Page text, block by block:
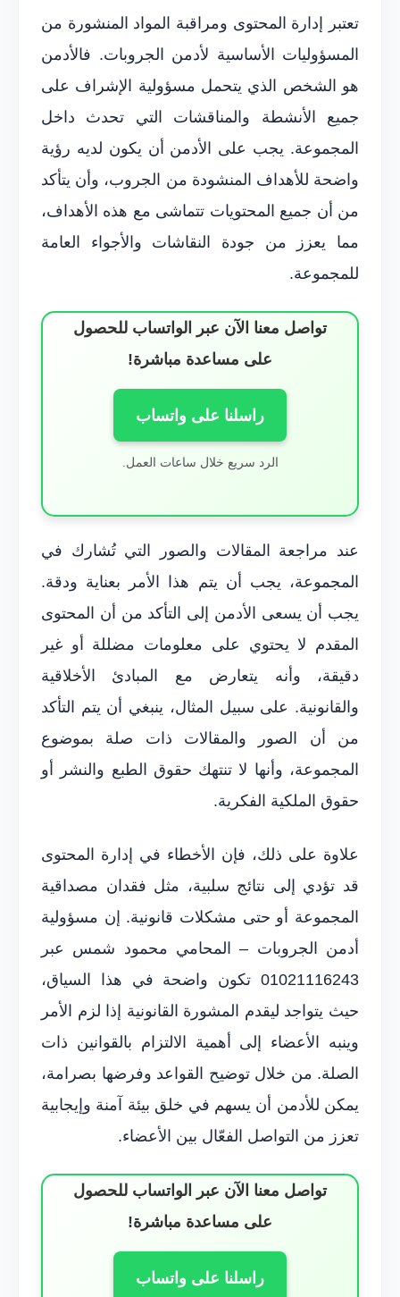
تعتبر إدارة المحتوى ومراقبة المواد المنشورة من
المسؤوليات الأساسية لأدمن الجروبات. فالأدمن
هو الشخص الذي يتحمل مسؤولية الإشراف على
جميع الأنشطة والمناقشات التي تحدث داخل
المجموعة. يجب على الأدمن أن يكون لديه رؤية
واضحة للأهداف المنشودة من الجروب، وأن يتأكد
من أن جميع المحتويات تتماشى مع هذه الأهداف،
مما يعزز من جودة النقاشات والأجواء العامة
للمجموعة.
تواصل معنا الآن عبر الواتساب للحصول
على مساعدة مباشرة!
راسلنا على واتساب
الرد سريع خلال ساعات العمل.
عند مراجعة المقالات والصور التي تُشارك في
المجموعة، يجب أن يتم هذا الأمر بعناية ودقة.
يجب أن يسعى الأدمن إلى التأكد من أن المحتوى
المقدم لا يحتوي على معلومات مضللة أو غير
دقيقة، وأنه يتعارض مع المبادئ الأخلاقية
والقانونية. على سبيل المثال، ينبغي أن يتم التأكد
من أن الصور والمقالات ذات صلة بموضوع
المجموعة، وأنها لا تنتهك حقوق الطبع والنشر أو
حقوق الملكية الفكرية.
علاوة على ذلك، فإن الأخطاء في إدارة المحتوى
قد تؤدي إلى نتائج سلبية، مثل فقدان مصداقية
المجموعة أو حتى مشكلات قانونية. إن مسؤولية
أدمن الجروبات – المحامي محمود شمس عبر
01021116243 تكون واضحة في هذا السياق،
حيث يتواجد ليقدم المشورة القانونية إذا لزم الأمر
وينبه الأعضاء إلى أهمية الالتزام بالقوانين ذات
الصلة. من خلال توضيح القواعد وفرضها بصرامة،
يمكن للأدمن أن يسهم في خلق بيئة آمنة وإيجابية
تعزز من التواصل الفعّال بين الأعضاء.
تواصل معنا الآن عبر الواتساب للحصول
على مساعدة مباشرة!
راسلنا على واتساب